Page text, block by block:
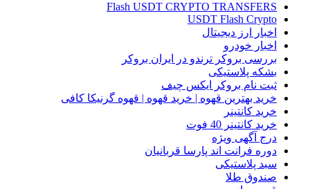
Flash USDT CRYPTO TRANSFERS
USDT Flash Crypto
اخبار ارز دیجیتال
اخبار خودرو
بررسی بروکر ترندو در ایران بروکر
بشکه پلاستیکی
ثبت نام بروکر ایکس چیف
خرید بهترین قهوه | خرید قهوه | قهوه گرنیکا کافی
خرید کانتینر
خرید کانتینر 40 فوت
درج آگهی ویژه
دوره فرانت اند پارسا قربانیان
سبد پلاستیکی
صندوق طلا